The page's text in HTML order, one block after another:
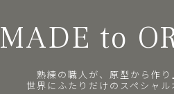
MADE to
熟練の職人が、原型から作り
世界にふたりだけのスペシャル